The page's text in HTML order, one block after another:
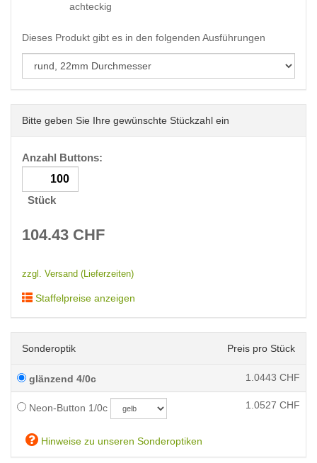
achteckig
Dieses Produkt gibt es in den folgenden Ausführungen
Bitte geben Sie Ihre gewünschte Stückzahl ein
Anzahl Buttons:
Stück
104.43 CHF
zzgl. Versand (Lieferzeiten)
Staffelpreise anzeigen
Sonderoptik Preis pro Stück
glänzend 4/0c 1.0443 CHF
Neon-Button 1/0c 1.0527 CHF
Hinweise zu unseren Sonderoptiken